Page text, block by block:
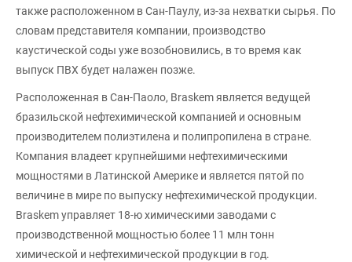
также расположенном в Сан-Паулу, из-за нехватки сырья. По
словам представителя компании, производство
каустической соды уже возобновились, в то время как
выпуск ПВХ будет налажен позже.
Расположенная в Сан-Паоло, Braskem является ведущей
бразильской нефтехимической компанией и основным
производителем полиэтилена и полипропилена в стране.
Компания владеет крупнейшими нефтехимическими
мощностями в Латинской Америке и является пятой по
величине в мире по выпуску нефтехимической продукции.
Braskem управляет 18-ю химическими заводами с
производственной мощностью более 11 млн тонн
химической и нефтехимической продукции в год.